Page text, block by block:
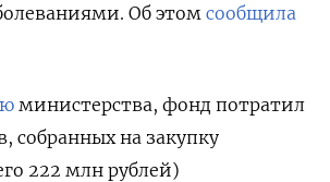
Об этом сообщила
министерства, фонд потратил
собранных на закупку
222 млн рублей)